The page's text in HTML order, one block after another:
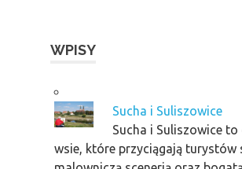
WPISY
Sucha i Suliszowice
Sucha i Suliszowice
wsie, które przyciągają turystów